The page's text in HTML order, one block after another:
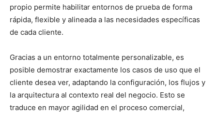
propio permite habilitar entornos de prueba de forma
rápida, flexible y alineada a las necesidades específicas
de cada cliente.
Gracias a un entorno totalmente personalizable, es
posible demostrar exactamente los casos de uso que el
cliente desea ver, adaptando la configuración, los flujos y
la arquitectura al contexto real del negocio. Esto se
traduce en mayor agilidad en el proceso comercial,